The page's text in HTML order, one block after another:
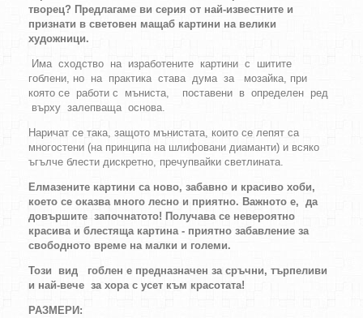
творец? Предлагаме ви серия от най-известните и
признати в световен мащаб картини на велики
художници.
Има сходство на изработените картини с шитите
гоблени, но на практика става дума за мозайка, при
която се работи с мъниста, поставени в определен ред
върху залепваща основа.
Наричат се така, защото мънистата, които се лепят са
многостени (на принципа на шлифовани диаманти) и всяко
ъгълче блести дискретно, пречупвайки светлината.
Елмазените картини са ново, забавно и красиво хоби,
което се оказва много лесно и приятно. Важното е, да
довършите започнатото! Получава се невероятно
красива и блестяща картина - приятно забавление за
свободното време на малки и големи.
Този вид гоблен е предназначен за сръчни, търпеливи
и най-вече за хора с усет към красотата!
РАЗМЕРИ: